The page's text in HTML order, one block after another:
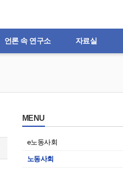
언론 속 연구소 자료실
MENU
e노동사회
노동사회